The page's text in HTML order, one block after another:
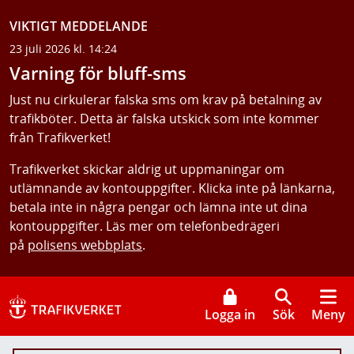
VIKTIGT MEDDELANDE
23 juli 2026 kl. 14:24
Varning för bluff-sms
Just nu cirkulerar falska sms om krav på betalning av
trafikböter. Detta är falska utskick som inte kommer
från Trafikverket!
Trafikverket skickar aldrig ut uppmaningar om
utlämnande av kontouppgifter. Klicka inte på länkarna,
betala inte in några pengar och lämna inte ut dina
kontouppgifter. Läs mer om telefonbedrägeri
på polisens webbplats.
Logga in Sök Meny